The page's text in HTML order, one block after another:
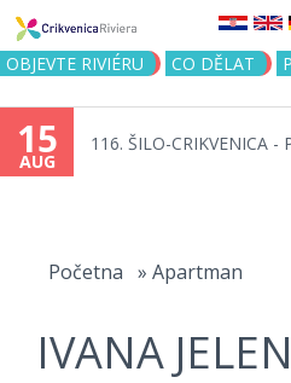
Jump to
OBJEVTE RIVIÉRU CO DĚLAT
15
AUG
116. ŠILO-CRIKVENICA -
Početna » Apartman
IVANA